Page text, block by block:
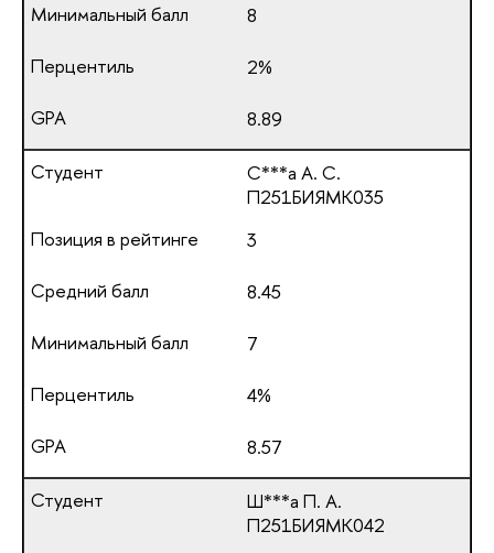
8
2%
8.89
С***а А. С.
П251БИЯМК035
3
8.45
7
4%
8.57
Ш***а П. А.
П251БИЯМК042